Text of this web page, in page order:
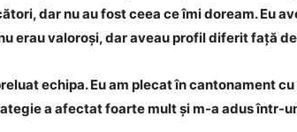
dar nu au fost ceea ce îmi doream. Eu
erau valoroși, dar aveau profil diferit față
echipa. Eu am plecat în cantonament
a afectat foarte mult și m-a adus într-